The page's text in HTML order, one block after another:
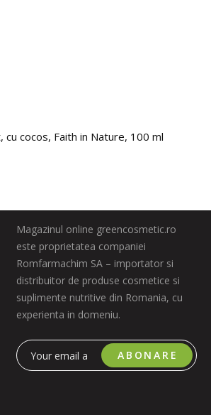
cocos, Faith in Nature, 100 ml
Magazinul online greencosmetic.ro
este proprietatea companiei
Romfarmachim SA – importator si
distribuitor de produse cosmetice si
suplimente nutritive din Romania, cu
experienta in domeniu.
ABONARE